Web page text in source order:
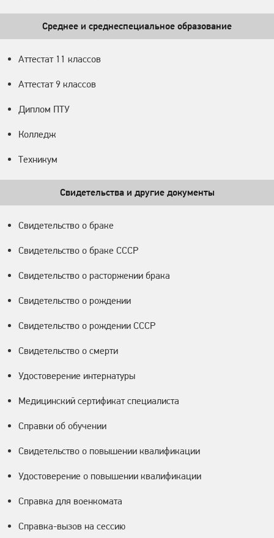
Среднее и среднеспециальное образование
Аттестат 11 классов
Аттестат 9 классов
Диплом ПТУ
Колледж
Техникум
Свидетельства и другие документы
Свидетельство о браке
Свидетельство о браке СССР
Свидетельство о расторжении брака
Свидетельство о рождении
Свидетельство о рождении СССР
Свидетельство о смерти
Удостоверение интернатуры
Медицинский сертификат специалиста
Справки об обучении
Свидетельство о повышении квалификации
Удостоверение о повышении квалификации
Справка для военкомата
Справка-вызов на сессию